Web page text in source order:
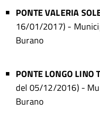
PONTE VALERIA
16/01/2017) -
Burano
PONTE LONGO LINO
del 05/12/2016) -
Burano